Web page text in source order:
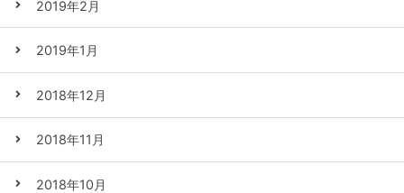
2019年2月
2019年1月
2018年12月
2018年11月
2018年10月